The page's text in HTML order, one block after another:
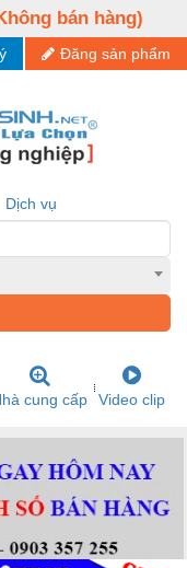
bán hàng)
Đăng sản phẩm
Dịch vụ
cung cấp Video clip